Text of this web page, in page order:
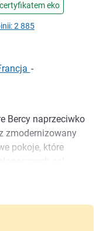
eko
2 885
-
Bercy naprzeciwko
zmodernizowany
pokoje, które
wydarzeń.
na dania w stylu
spiesz się! W